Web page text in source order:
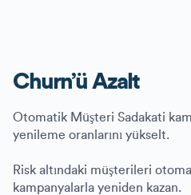
Churn’ü Azalt
Otomatik Müşteri Sadakati
yenileme oranlarını yükselt.
Risk altındaki müşterileri
kampanyalarla yeniden kazan.